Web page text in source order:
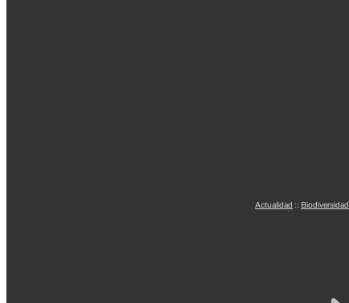
Actualidad :: Biodiversidad